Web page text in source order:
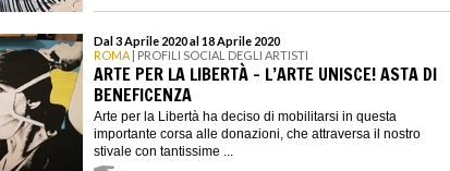
Dal 3 Aprile 2020 al 18 Aprile 2020
ROMA | PROFILI SOCIAL DEGLI ARTISTI
ARTE PER LA LIBERTÀ - L’ARTE UNISCE! ASTA DI
BENEFICENZA
Arte per la Libertà ha deciso di mobilitarsi in questa
importante corsa alle donazioni, che attraversa il nostro
stivale con tantissime ...